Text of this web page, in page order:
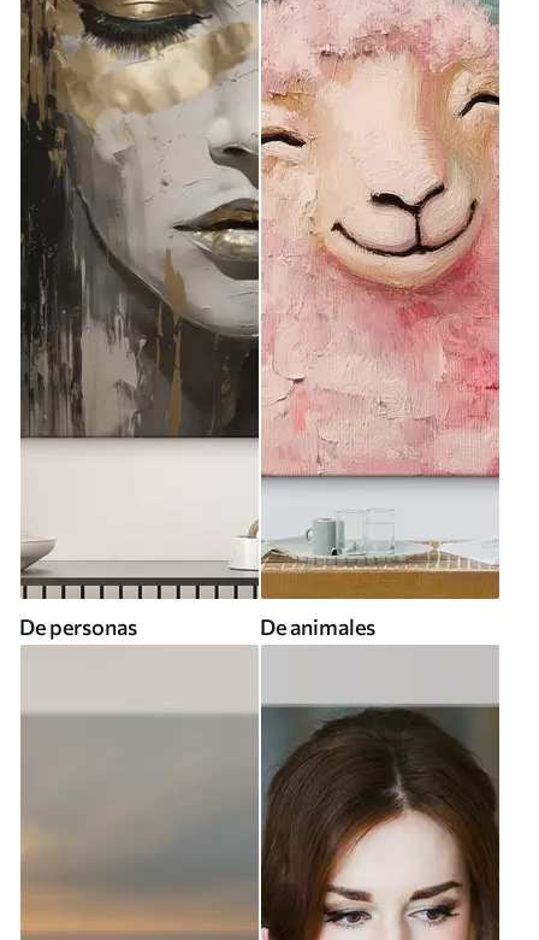
De personas De animales